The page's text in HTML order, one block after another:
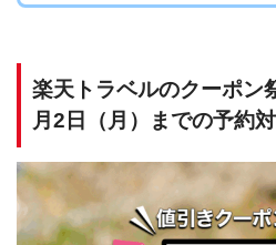
楽天トラベルのクーポン
月2日（月）までの予約